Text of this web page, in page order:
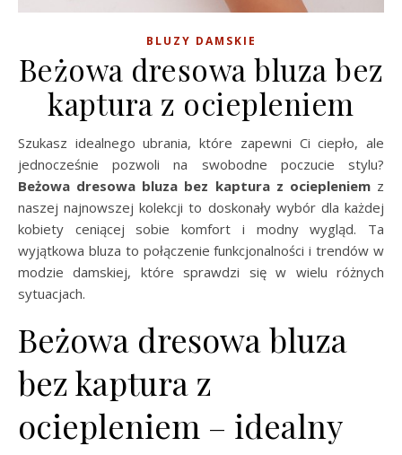
BLUZY DAMSKIE
Beżowa dresowa bluza bez
kaptura z ociepleniem
Szukasz idealnego ubrania, które zapewni Ci ciepło, ale
jednocześnie pozwoli na swobodne poczucie stylu?
Beżowa dresowa bluza bez kaptura z ociepleniemz
naszej najnowszej kolekcji to doskonały wybór dla każdej
kobiety ceniącej sobie komfort i modny wygląd. Ta
wyjątkowa bluza to połączenie funkcjonalności i trendów w
modzie damskiej, które sprawdzi się w wielu różnych
sytuacjach.
Beżowa dresowa bluza
bez kaptura z
ociepleniem – idealny